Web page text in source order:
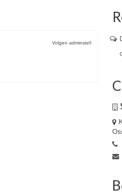
Volgen adminstef: